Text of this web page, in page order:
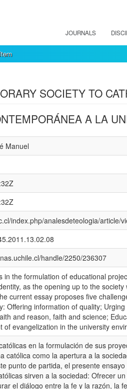
JOURNALS
SOCIETY TO
A LA
Manuel
index.php/analesdeteologia/article/
handle/2250/236307
in the formulation of educational
as the opening up to the
current essay proposes five
Offering information of quality;
and reason, faith and science;
of evangelization in the university
en la formulación de sus
católica como la apertura a la
punto de partida, el presente
sirven a la sociedad: Ofrecer
el diálogo entre la fe y la razón, la